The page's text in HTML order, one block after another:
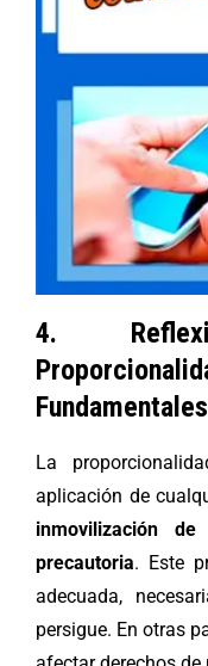
4.
Fundamentales
La
aplicación de
inmovilización de
precautoria. Este
adecuada,
persigue. En otras